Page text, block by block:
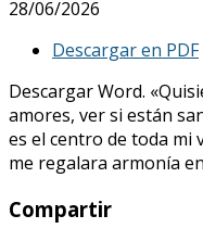
28/06/2026
Descargar en PDF
Descargar Word.
amores, ver si están
es el centro de toda mi
me regalara armonía
Compartir